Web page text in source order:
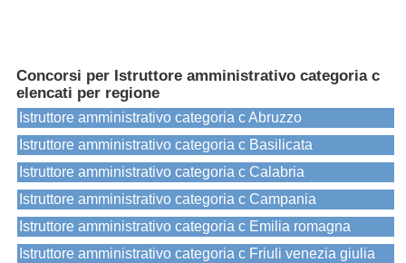
Concorsi per Istruttore amministrativo categoria c
elencati per regione
Istruttore amministrativo categoria c Abruzzo
Istruttore amministrativo categoria c Basilicata
Istruttore amministrativo categoria c Calabria
Istruttore amministrativo categoria c Campania
Istruttore amministrativo categoria c Emilia romagna
Istruttore amministrativo categoria c Friuli venezia giulia